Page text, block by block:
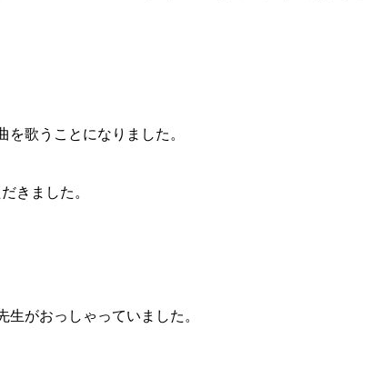
歌うことになりました。
きました。
がおっしゃっていました。